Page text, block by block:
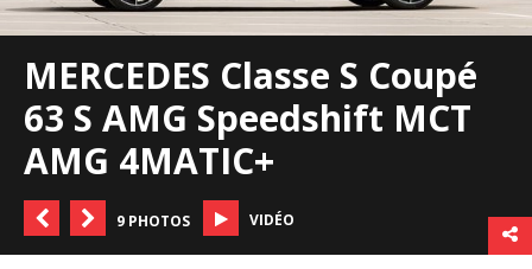
MERCEDES Classe S Coupé
63 S AMG Speedshift MCT
AMG 4MATIC+
9 PHOTOS VIDÉO